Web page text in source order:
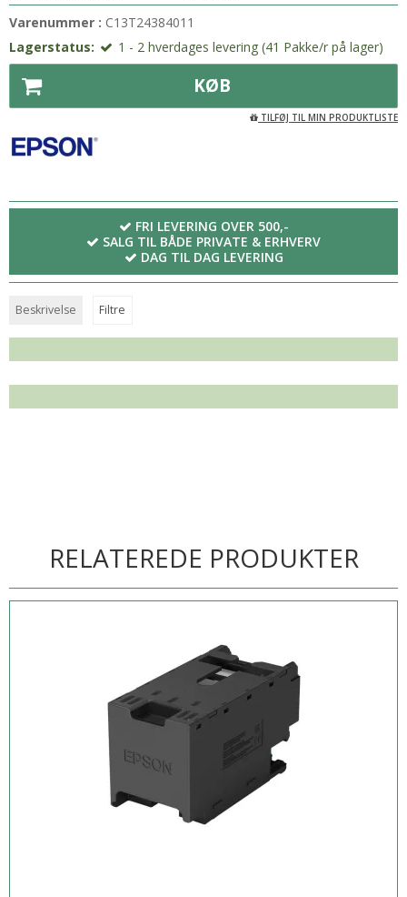
Varenummer : C13T24384011
Lagerstatus:
1 - 2 hverdages levering (41 Pakke/r på lager)
KØB
TILFØJ TIL MIN PRODUKTLISTE
FRI LEVERING OVER 500,-
SALG TIL BÅDE PRIVATE & ERHVERV
DAG TIL DAG LEVERING
Beskrivelse Filtre
RELATEREDE PRODUKTER